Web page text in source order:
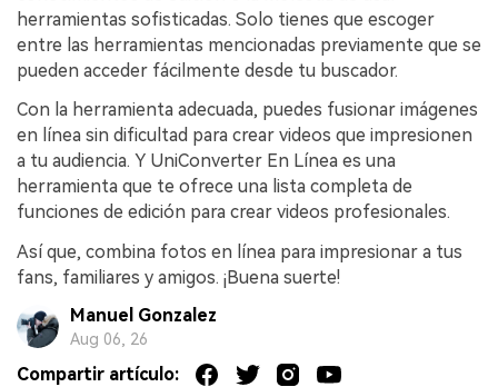
herramientas sofisticadas. Solo tienes que escoger
entre las herramientas mencionadas previamente que se
pueden acceder fácilmente desde tu buscador.
Con la herramienta adecuada, puedes fusionar imágenes
en línea sin dificultad para crear videos que impresionen
a tu audiencia. Y UniConverter En Línea es una
herramienta que te ofrece una lista completa de
funciones de edición para crear videos profesionales.
Así que, combina fotos en línea para impresionar a tus
fans, familiares y amigos. ¡Buena suerte!
Manuel Gonzalez
Aug 06, 26
Compartir artículo: